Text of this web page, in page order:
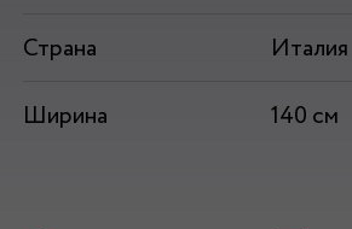
Страна
Италия
Ширина
140 см